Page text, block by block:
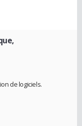
de logiciels.